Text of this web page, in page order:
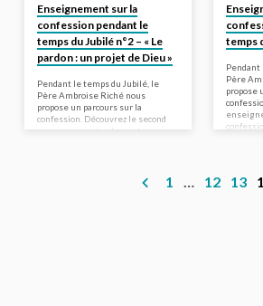
Enseignement sur la
confession pendant le
temps du Jubilé n°2 – « Le
pardon : un projet de Dieu »
Pendant le temps du Jubilé, le
Père Ambroise Riché nous
propose un parcours sur la
confession. Découvrez le second
enseignement : « Le pardon : un
avec Dieu. » Cette invitation de
saint Paul que nous entendons,
temps
Pendant
Père
propose
bien
1 … 12 13